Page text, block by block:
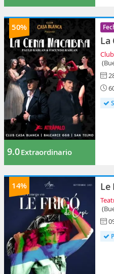
50%
9.0Extraordinario
La
14% Le